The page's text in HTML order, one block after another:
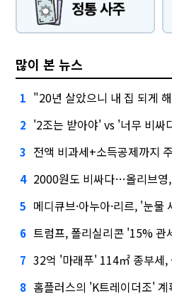
많이 본 뉴스
1 "20년 살았으니 내 집 되게
2 '2조는 받아야' vs '너무 비
3 전액 비과세+소득공제까지
4 2000원도 비싸다…올리브영, 다
5 메디큐브·아누아·리르, '눈
6 트럼프, 폴리실리콘 '15% 관세'
7 32억 '마래푸' 114㎡ 종부세, 실
8 홈플러스의 'K트레이더조'